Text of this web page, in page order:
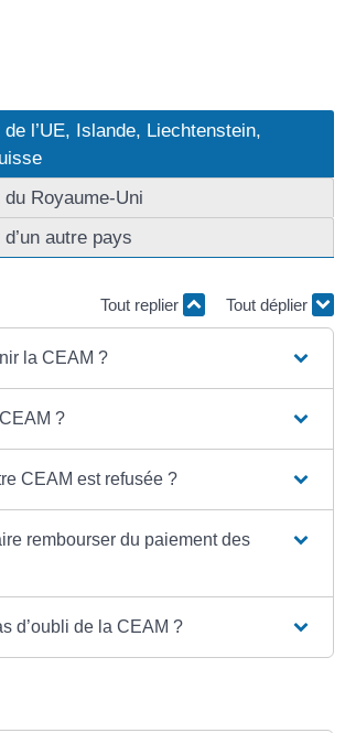
l’UE, Islande, Liechtenstein,
Royaume-Uni
autre pays
Tout replier Tout déplier
la CEAM ?
?
CEAM est refusée ?
rembourser du paiement des
d’oubli de la CEAM ?